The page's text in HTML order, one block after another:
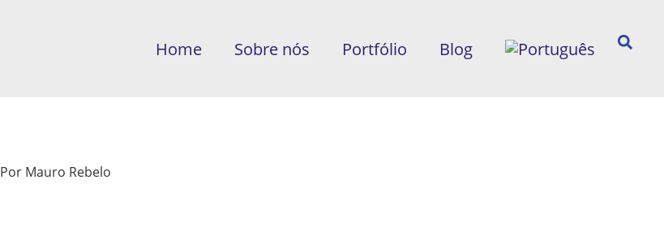
Home Sobre nós Portfólio Blog
Por Mauro Rebelo